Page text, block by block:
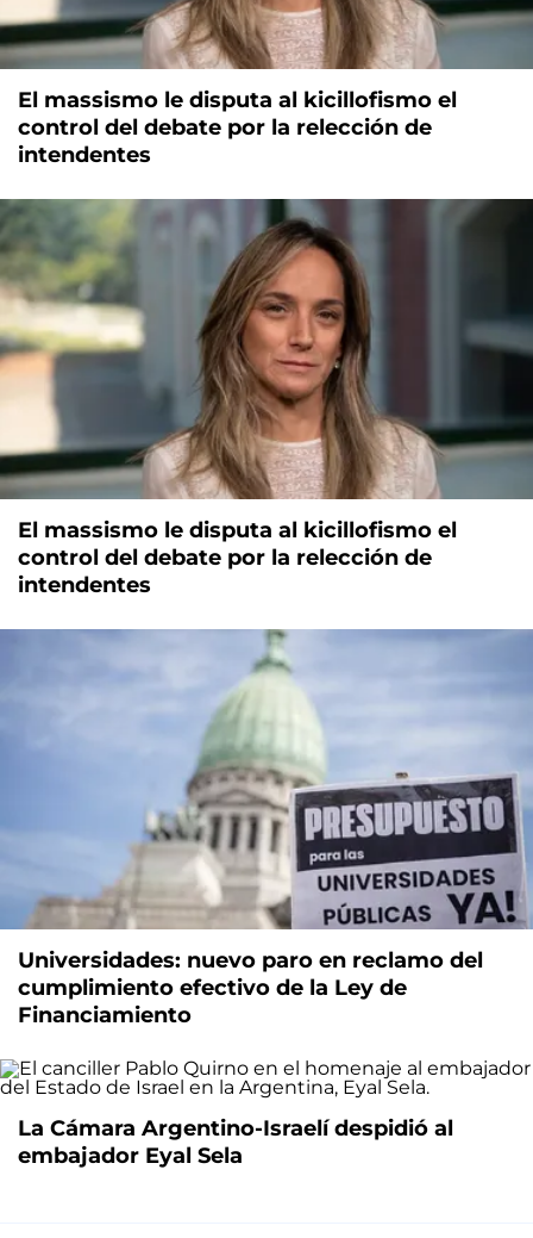
El massismo le disputa al kicillofismo el
control del debate por la relección de
intendentes
El massismo le disputa al kicillofismo el
control del debate por la relección de
intendentes
Universidades: nuevo paro en reclamo del
cumplimiento efectivo de la Ley de
Financiamiento
La Cámara Argentino-Israelí despidió al
embajador Eyal Sela